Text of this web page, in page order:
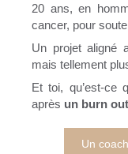
20 ans, en
cancer, pour
Un projet aligné
mais tellement
Et toi, qu’est-ce
après un burn
Un